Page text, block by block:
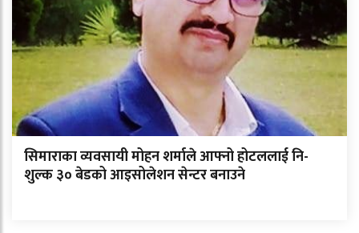
सिमाराका व्यवसायी मोहन शर्माले आफ्नो होटललाई नि-
शुल्क ३० बेडको आइसोलेशन सेन्टर बनाउने